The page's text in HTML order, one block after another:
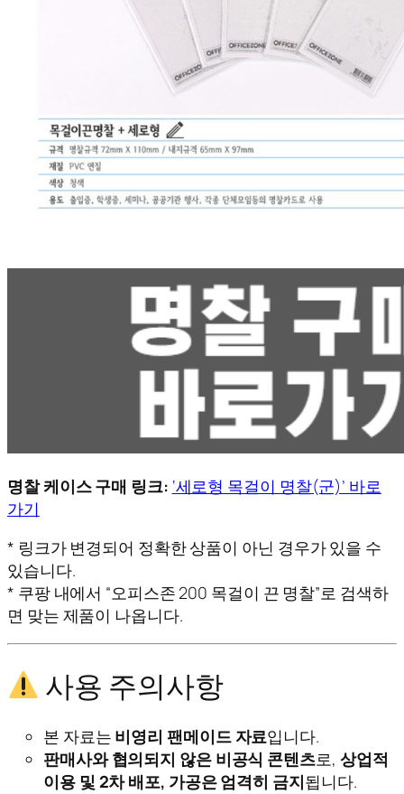
명찰 케이스 구매 링크: ‘세로형 목걸이 명찰(군)’ 바로
가기
* 링크가 변경되어 정확한 상품이 아닌 경우가 있을 수
있습니다.
* 쿠팡 내에서 “오피스존 200 목걸이 끈 명찰”로 검색하
면 맞는 제품이 나옵니다.
사용 주의사항
본 자료는 비영리 팬메이드 자료입니다.
판매사와 협의되지 않은 비공식 콘텐츠로, 상업적
이용 및 2차 배포, 가공은 엄격히 금지됩니다.